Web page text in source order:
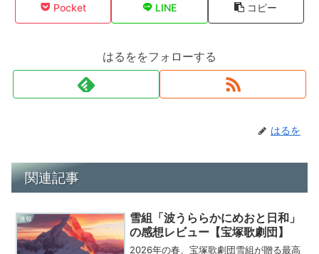
Pocket LINE コピー
はるををフォローする
はるを
関連記事
速報
雪組「波うららかにめおと日和」
の感想レビュー【宝塚歌劇団】
2026年の春、宝塚歌劇団雪組が贈る最高